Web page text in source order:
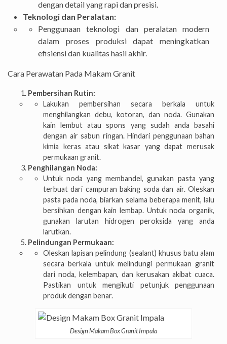
dengan detail yang rapi dan presisi.
Teknologi dan Peralatan:
Penggunaan teknologi dan peralatan modern
dalam proses produksi dapat meningkatkan
efisiensi dan kualitas hasil akhir.
Cara Perawatan Pada Makam Granit
Pembersihan Rutin:
Lakukan pembersihan secara berkala untuk
menghilangkan debu, kotoran, dan noda. Gunakan
kain lembut atau spons yang sudah anda basahi
dengan air sabun ringan. Hindari penggunaan bahan
kimia keras atau sikat kasar yang dapat merusak
permukaan granit.
Penghilangan Noda:
Untuk noda yang membandel, gunakan pasta yang
terbuat dari campuran baking soda dan air. Oleskan
pasta pada noda, biarkan selama beberapa menit, lalu
bersihkan dengan kain lembap. Untuk noda organik,
gunakan larutan hidrogen peroksida yang anda
larutkan.
Pelindungan Permukaan:
Oleskan lapisan pelindung (sealant) khusus batu alam
secara berkala untuk melindungi permukaan granit
dari noda, kelembapan, dan kerusakan akibat cuaca.
Pastikan untuk mengikuti petunjuk penggunaan
produk dengan benar.
Design Makam Box Granit Impala